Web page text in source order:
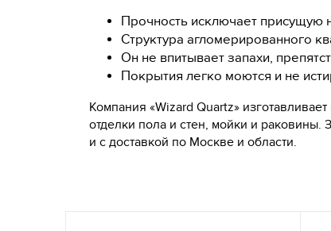
Прочность исключает присущую
Структура агломерированного
Он не впитывает запахи,
Покрытия легко моются и не
Компания «Wizard Quartz»
отделки пола и стен, мойки и раковины.
и с доставкой по Москве и области.